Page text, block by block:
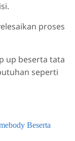
proses
up beserta tata
seperti
Beserta